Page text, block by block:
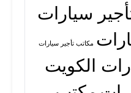
سيارات
مكاتب تأجير سيارات
الكويت